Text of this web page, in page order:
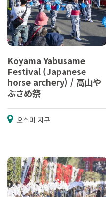
Koyama Yabusame
Festival (Japanese
horse archery) / 高山や
ぶさめ祭
오스미 지구